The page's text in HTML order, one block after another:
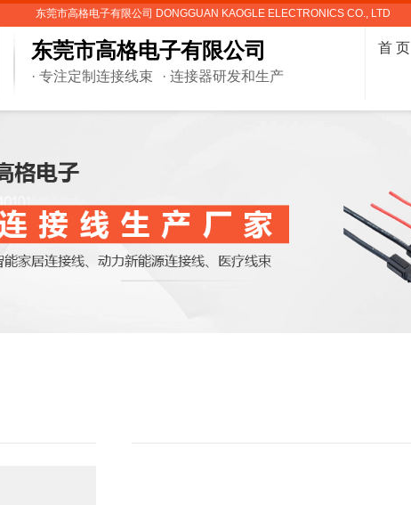
东莞市高格电子有限公司
· 专注定制连接线束 · 连接器研发和生产
东莞市高格电子有限公司 DONGGUAN KAOGLE ELECTRONICS CO., LTD
首 页